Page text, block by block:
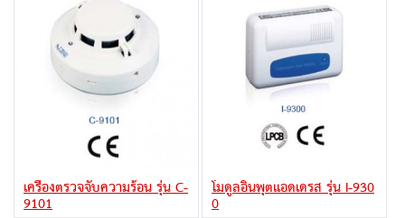
เครื่องตรวจจับความร้อน รุ่น C-
9101
โมดูลอินพุตแอดเดรส รุ่น I-930
0